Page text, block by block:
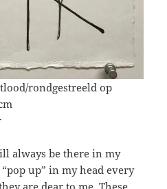
rondgestreeld op
always be there in my
up” in my head every